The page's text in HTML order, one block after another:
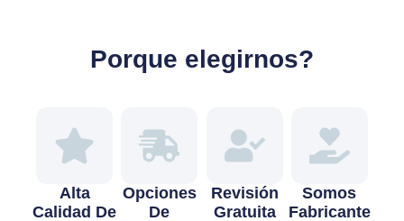
Porque elegirnos?
Alta
Calidad De
Opciones
De
Revisión
Gratuita
Somos
Fabricante